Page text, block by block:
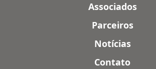
Associados
Parceiros
Notícias
Contato